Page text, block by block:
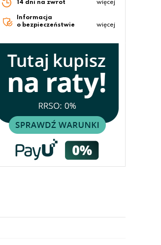
14 dni na zwrot więcej
Informacja
o bezpieczeństwie
więcej